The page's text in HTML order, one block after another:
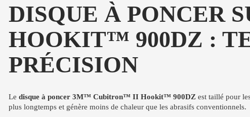
DISQUE À PONCER
HOOKIT™ 900DZ :
PRÉCISION
Le disque à poncer 3M™ Cubitron™ II Hookit™ 900DZ est taillé pour
plus longtemps et génère moins de chaleur que les abrasifs conventionnels.